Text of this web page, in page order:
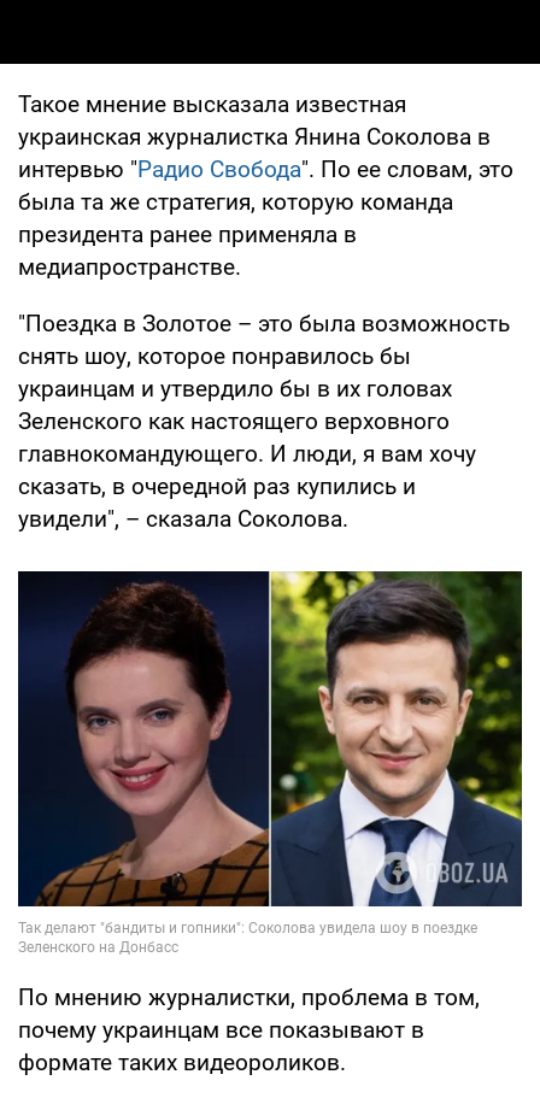
Такое мнение высказала известная
украинская журналистка Янина Соколова в
интервью "Радио Свобода". По ее словам, это
была та же стратегия, которую команда
президента ранее применяла в
медиапространстве.
"Поездка в Золотое – это была возможность
снять шоу, которое понравилось бы
украинцам и утвердило бы в их головах
Зеленского как настоящего верховного
главнокомандующего. И люди, я вам хочу
сказать, в очередной раз купились и
увидели", – сказала Соколова.
По мнению журналистки, проблема в том,
почему украинцам все показывают в
формате таких видеороликов.